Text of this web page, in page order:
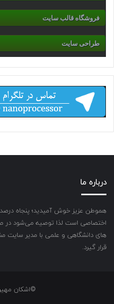
فروشگاه قالب سایت
طراحی سایت
درباره ما
هموطن عزیز خوش آمیدید؛ پنجاه
اختصاصی است لذا توصیه می‌شود در
های دانشگاهی و علمی با مدیر سایت
قرار گیرد.
©اشکان مهین